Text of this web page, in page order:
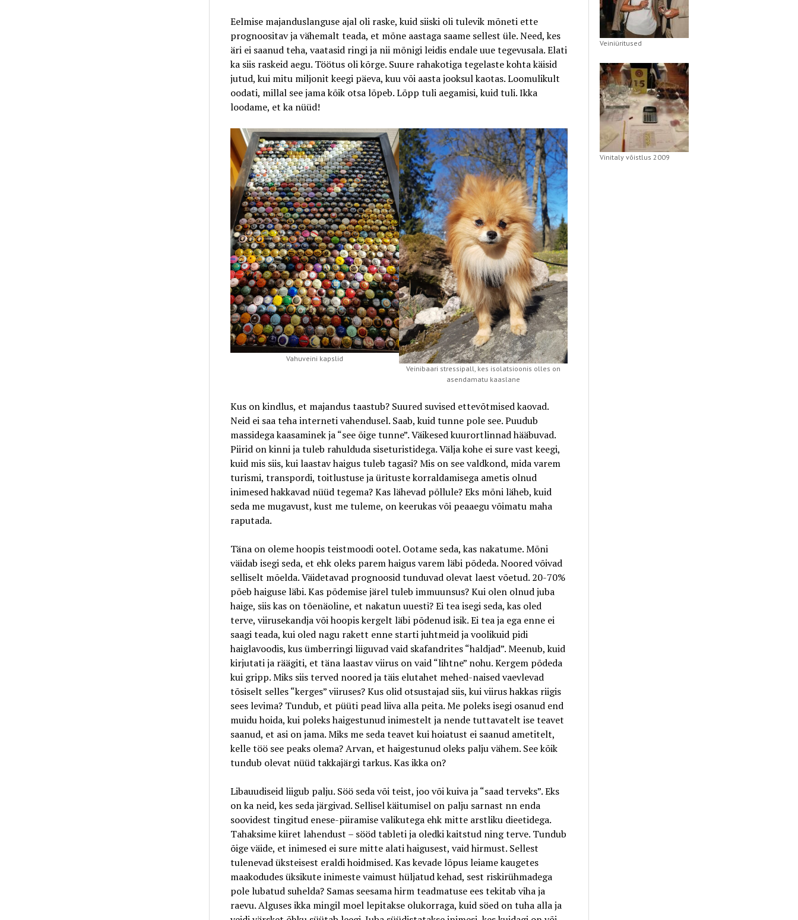
Eelmise majanduslanguse ajal oli raske, kuid siiski oli tulevik mõneti ette
prognoositav ja vähemalt teada, et mõne aastaga saame sellest üle. Need, kes
äri ei saanud teha, vaatasid ringi ja nii mõnigi leidis endale uue tegevusala. Elati
ka siis raskeid aegu. Töötus oli kõrge. Suure rahakotiga tegelaste kohta käisid
jutud, kui mitu miljonit keegi päeva, kuu või aasta jooksul kaotas. Loomulikult
oodati, millal see jama kõik otsa lõpeb. Lõpp tuli aegamisi, kuid tuli. Ikka
loodame, et ka nüüd!
Vahuveini kapslid
Veinibaari stressipall, kes isolatsioonis olles on
asendamatu kaaslane
Kus on kindlus, et majandus taastub? Suured suvised ettevõtmised kaovad.
Neid ei saa teha interneti vahendusel. Saab, kuid tunne pole see. Puudub
massidega kaasaminek ja “see õige tunne”. Väikesed kuurortlinnad hääbuvad.
Piirid on kinni ja tuleb rahulduda siseturistidega. Välja kohe ei sure vast keegi,
kuid mis siis, kui laastav haigus tuleb tagasi? Mis on see valdkond, mida varem
turismi, transpordi, toitlustuse ja ürituste korraldamisega ametis olnud
inimesed hakkavad nüüd tegema? Kas lähevad põllule? Eks mõni läheb, kuid
seda me mugavust, kust me tuleme, on keerukas või peaaegu võimatu maha
raputada.
Täna on oleme hoopis teistmoodi ootel. Ootame seda, kas nakatume. Mõni
väidab isegi seda, et ehk oleks parem haigus varem läbi põdeda. Noored võivad
selliselt mõelda. Väidetavad prognoosid tunduvad olevat laest võetud. 20-70%
põeb haiguse läbi. Kas põdemise järel tuleb immuunsus? Kui olen olnud juba
haige, siis kas on tõenäoline, et nakatun uuesti? Ei tea isegi seda, kas oled
terve, viirusekandja või hoopis kergelt läbi põdenud isik. Ei tea ja ega enne ei
saagi teada, kui oled nagu rakett enne starti juhtmeid ja voolikuid pidi
haiglavoodis, kus ümberringi liiguvad vaid skafandrites “haldjad”. Meenub, kuid
kirjutati ja räägiti, et täna laastav viirus on vaid “lihtne” nohu. Kergem põdeda
kui gripp. Miks siis terved noored ja täis elutahet mehed-naised vaevlevad
tõsiselt selles “kerges” viiruses? Kus olid otsustajad siis, kui viirus hakkas riigis
sees levima? Tundub, et püüti pead liiva alla peita. Me poleks isegi osanud end
muidu hoida, kui poleks haigestunud inimestelt ja nende tuttavatelt ise teavet
saanud, et asi on jama. Miks me seda teavet kui hoiatust ei saanud ametitelt,
kelle töö see peaks olema? Arvan, et haigestunud oleks palju vähem. See kõik
tundub olevat nüüd takkajärgi tarkus. Kas ikka on?
Libauudiseid liigub palju. Söö seda või teist, joo või kuiva ja “saad terveks”. Eks
on ka neid, kes seda järgivad. Sellisel käitumisel on palju sarnast nn enda
soovidest tingitud enese-piiramise valikutega ehk mitte arstliku dieetidega.
Tahaksime kiiret lahendust – sööd tableti ja oledki kaitstud ning terve. Tundub
õige väide, et inimesed ei sure mitte alati haigusest, vaid hirmust. Sellest
tulenevad üksteisest eraldi hoidmised. Kas kevade lõpus leiame kaugetes
maakodudes üksikute inimeste vaimust hüljatud kehad, sest riskirühmadega
pole lubatud suhelda? Samas seesama hirm teadmatuse ees tekitab viha ja
raevu. Alguses ikka mingil moel lepitakse olukorraga, kuid söed on tuha alla ja
Veiniüritused
Vinitaly võistlus 2009